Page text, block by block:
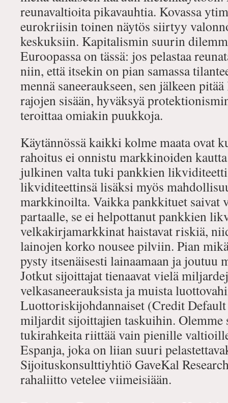
reunavaltioita pikavauhtia. Kovassa
eurokriisin toinen näytös siirtyy
keskuksiin. Kapitalismin suurin
Euroopassa on tässä: jos pelastaa
niin, että itsekin on pian samassa
mennä saneeraukseen, sen jälkeen
rajojen sisään, hyväksyä
teroittaa omiakin puukkoja.
Käytännössä kaikki kolme maata ovat
rahoitus ei onnistu markkinoiden
julkinen valta tuki pankkien
likviditeettinsä lisäksi myös
markkinoilta. Vaikka pankkituet saivat
partaalle, se ei helpottanut pankkien
velkakirjamarkkinat haistavat riskiä,
lainojen korko nousee pilviin. Pian
pysty itsenäisesti lainaamaan ja joutuu
Jotkut sijoittajat tienaavat vielä
velkasaneerauksista ja muista
Luottoriskijohdannaiset (Credit
miljardit sijoittajien taskuihin. Olemme
tukirahkeita riittää vain pienille
Espanja, joka on liian suuri
Sijoituskonsulttiyhtiö GaveKal
rahaliitto vetelee viimeisiään.